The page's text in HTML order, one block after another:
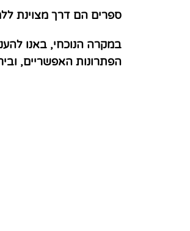
ספרים הם דרך מצוינת
במקרה הנוכחי, באנו
הפתרונות האפשריים,